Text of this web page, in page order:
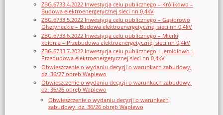
ZBG.6733.4.2022 Inwestycja celu publicznego – Królikowo –
Budowa elektroenergetycznej sieci nn 0,4kV
ZBG.6733.5.2022 Inwestycja celu publicznego – Gąsiorowo
Olsztyneckie – Budowa elektroenergetycznej sieci nn 0,4kV
ZBG.6733.6.2022 Inwestycja celu publicznego – Mierki
kolonia – Przebudowa elektroenergetycznej sieci nn 0,4kV
ZBG.6733.7.2022 Inwestycja celu publicznego – Jemiołowo –
Przebudowa elektroenergetycznej sieci nn 0,4kV
Obwieszczenie o wydaniu decyzji o warunkach zabudowy,
dz. 36/27 obręb Waplewo
Obwieszczenie o wydaniu decyzji o warunkach zabudowy,
dz. 36/26 obręb Waplewo
Obwieszczenie o wydaniu decyzji o warunkach
zabudowy, dz. 36/26 obręb Waplewo